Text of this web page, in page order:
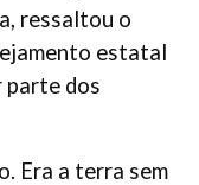
ressaltou o
estatal
parte dos
Era a terra sem